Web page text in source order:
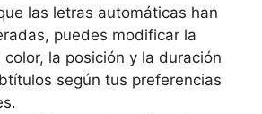
las letras automáticas han
puedes modificar la
la posición⁢ y la duración
según tus preferencias‌